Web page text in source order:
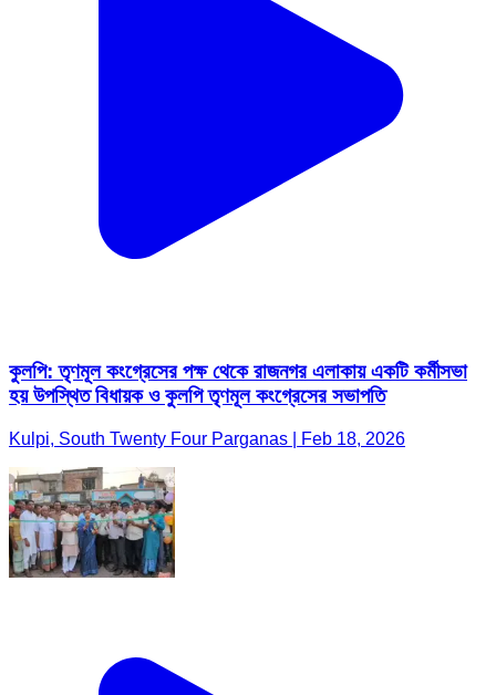
কুলপি: তৃণমূল কংগ্রেসের পক্ষ থেকে রাজনগর এলাকায় একটি কর্মীসভা
হয় উপস্থিত বিধায়ক ও কুলপি তৃণমূল কংগ্রেসের সভাপতি
Kulpi, South Twenty Four Parganas | Feb 18, 2026